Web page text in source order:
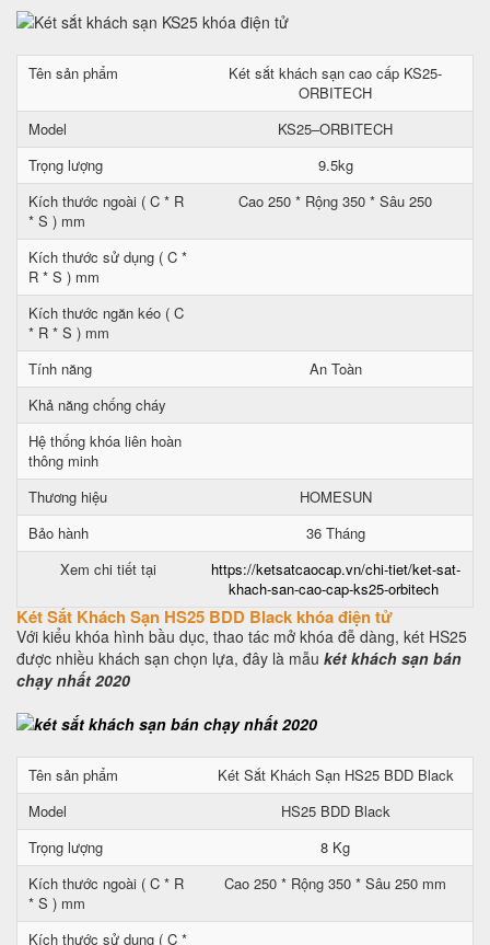
Tên sản phẩm
Két sắt khách sạn cao cấp KS25-
ORBITECH
Model
KS25–ORBITECH
Trọng lượng
9.5kg
Kích thước ngoài ( C * R
* S ) mm
Cao 250 * Rộng 350 * Sâu 250
Kích thước sử dụng ( C *
R * S ) mm
Kích thước ngăn kéo ( C
* R * S ) mm
Tính năng
An Toàn
Khả năng chống cháy
Hệ thống khóa liên hoàn
thông minh
Thương hiệu
HOMESUN
Bảo hành
36 Tháng
Xem chi tiết tại
https://ketsatcaocap.vn/chi-tiet/ket-sat-
khach-san-cao-cap-ks25-orbitech
Két Sắt Khách Sạn HS25 BDD Black khóa điện tử
Với kiểu khóa hình bầu dục, thao tác mở khóa đễ dàng, két HS25
được nhiều khách sạn chọn lựa, đây là mẫu két khách sạn bán
chạy nhất 2020
Tên sản phẩm
Két Sắt Khách Sạn HS25 BDD Black
Model
HS25 BDD Black
Trọng lượng
8 Kg
Kích thước ngoài ( C * R
* S ) mm
Cao 250 * Rộng 350 * Sâu 250 mm
Kích thước sử dụng ( C *